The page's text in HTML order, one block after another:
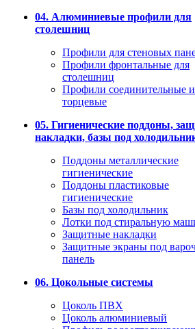
04. Алюминиевые профили для
столешниц
Профили для стеновых
Профили фронтальные для
столешниц
Профили соединительные и
торцевые
05. Гигиенические поддоны,
накладки, базы под
Поддоны металлические
гигиенические
Поддоны пластиковые
гигиенические
Базы под холодильник
Лотки под стиральную
Защитные накладки
Защитные экраны под
панель
06. Цокольные системы
Цоколь ПВХ
Цоколь алюминиевый